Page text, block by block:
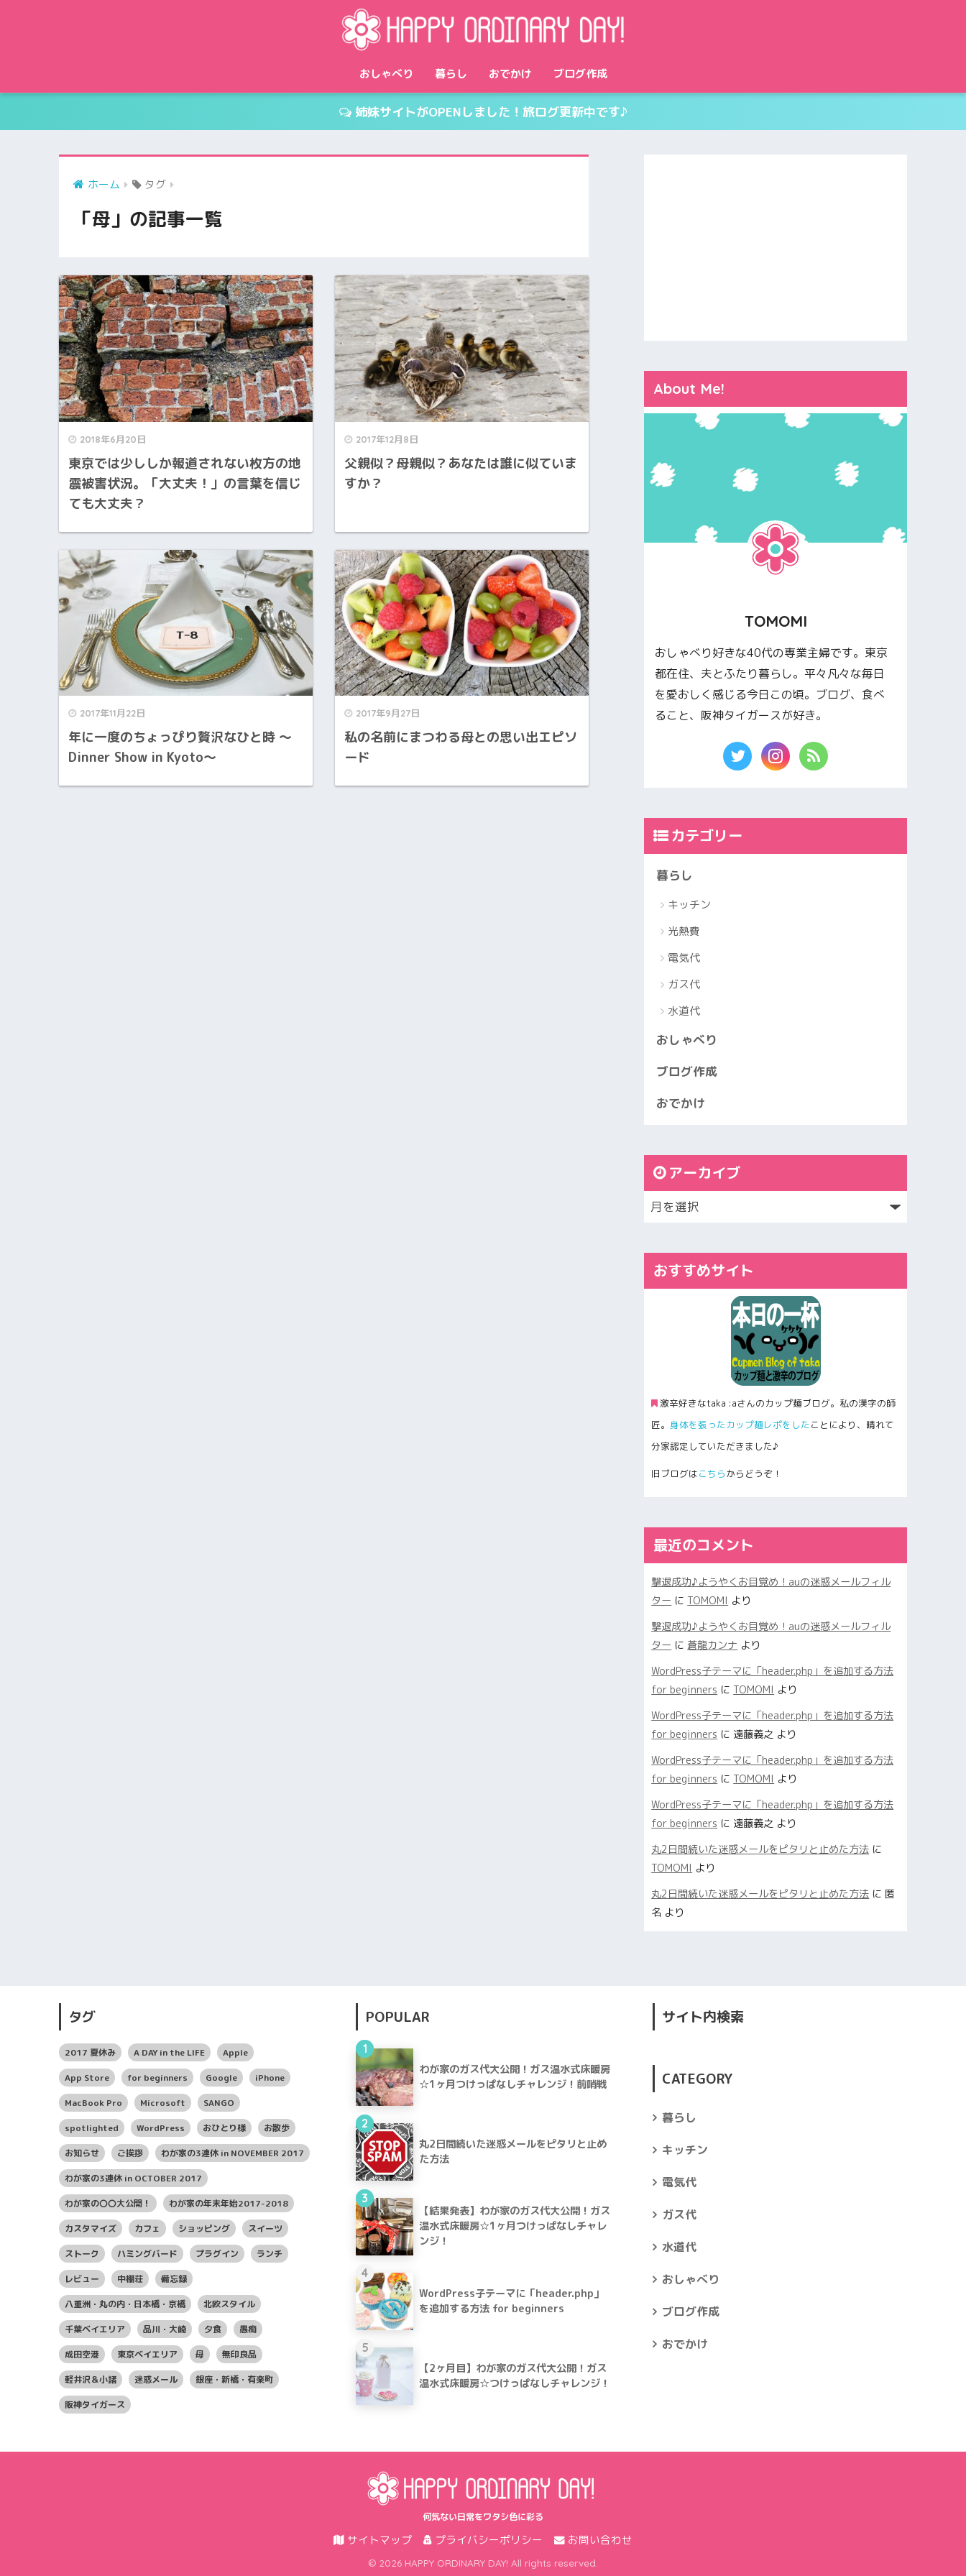
おしゃべり 暮らし おでかけ ブログ作成
姉妹サイトがOPENしました！旅ログ更新中です♪
ホーム タグ
「母」の記事一覧
2018年6月20日
東京では少ししか報道されない枚方の地
震被害状況。「大丈夫！」の言葉を信じ
ても大丈夫？
2017年12月8日
父親似？母親似？あなたは誰に似ていま
すか？
2017年11月22日
年に一度のちょっぴり贅沢なひと時 ～
Dinner Show in Kyoto～
2017年9月27日
私の名前にまつわる母との思い出エピソ
ード
About Me!
TOMOMI
おしゃべり好きな40代の専業主婦です。東京
都在住、夫とふたり暮らし。平々凡々な毎日
を愛おしく感じる今日この頃。ブログ、食べ
ること、阪神タイガースが好き。
カテゴリー
暮らし
キッチン
光熱費
電気代
ガス代
水道代
おしゃべり
ブログ作成
おでかけ
アーカイブ
おすすめサイト
激辛好きなtaka :aさんのカップ麺ブログ。私の漢字の師
匠。身体を張ったカップ麺レポをしたことにより、晴れて
分家認定していただきました♪
旧ブログはこちらからどうぞ！
最近のコメント
撃退成功♪ようやくお目覚め！auの迷惑メールフィル
ター に TOMOMI より
撃退成功♪ようやくお目覚め！auの迷惑メールフィル
ター に 蒼龍カンナ より
WordPress子テーマに「header.php」を追加する方法
for beginners に TOMOMI より
WordPress子テーマに「header.php」を追加する方法
for beginners に 遠藤義之 より
WordPress子テーマに「header.php」を追加する方法
for beginners に TOMOMI より
WordPress子テーマに「header.php」を追加する方法
for beginners に 遠藤義之 より
丸2日間続いた迷惑メールをピタリと止めた方法 に
TOMOMI より
丸2日間続いた迷惑メールをピタリと止めた方法 に 匿
名 より
タグ
2017 夏休み A DAY in the LIFE Apple
App Store for beginners Google iPhone
MacBook Pro Microsoft SANGO
spotlighted WordPress おひとり様 お散歩
お知らせ ご挨拶 わが家の3連休 in NOVEMBER 2017
わが家の3連休 in OCTOBER 2017
わが家の〇〇大公開！ わが家の年末年始2017-2018
カスタマイズ カフェ ショッピング スイーツ
ストーク ハミングバード プラグイン ランチ
レビュー 中棚荘 備忘録
八重洲・丸の内・日本橋・京橋 北欧スタイル
千葉ベイエリア 品川・大崎 夕食 愚痴
成田空港 東京ベイエリア 母 無印良品
軽井沢＆小諸 迷惑メール 銀座・新橋・有楽町
阪神タイガース
POPULAR
1
わが家のガス代大公開！ガス温水式床暖房
☆1ヶ月つけっぱなしチャレンジ！前哨戦
2
丸2日間続いた迷惑メールをピタリと止め
た方法
3
【結果発表】わが家のガス代大公開！ガス
温水式床暖房☆1ヶ月つけっぱなしチャレ
ンジ！
4
WordPress子テーマに「header.php」
を追加する方法 for beginners
5
【2ヶ月目】わが家のガス代大公開！ガス
温水式床暖房☆つけっぱなしチャレンジ！
サイト内検索
CATEGORY
暮らし
キッチン
電気代
ガス代
水道代
おしゃべり
ブログ作成
おでかけ
何気ない日常をワタシ色に彩る
サイトマップ プライバシーポリシー お問い合わせ
© 2026 HAPPY ORDINARY DAY! All rights reserved.